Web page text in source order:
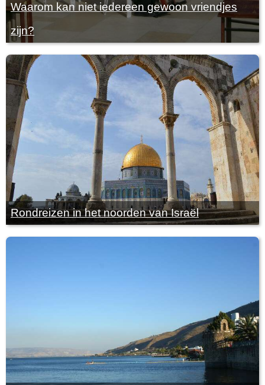
Waarom kan niet iedereen gewoon vriendjes
zijn?
Rondreizen in het noorden van Israël